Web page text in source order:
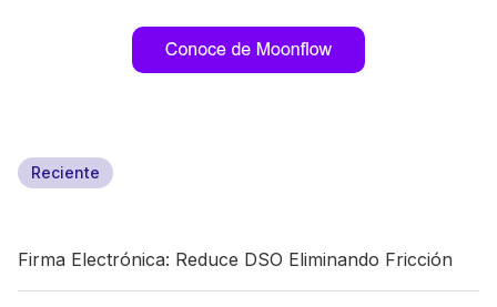
Reciente
Firma Electrónica: Reduce DSO Eliminando Fricción